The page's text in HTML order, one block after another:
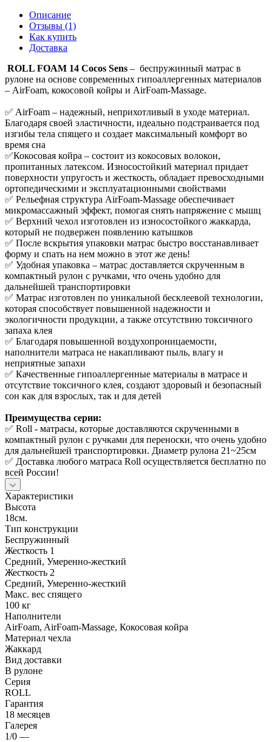
Описание
Отзывы (1)
Как купить
Доставка
ROLL FOAM 14 Cocos Sens – беспружинный матрас в
рулоне на основе современных гипоаллергенных материалов
– AirFoam, кокосовой койры и AirFoam-Massage.
✅ AirFoam – надежный, неприхотливый в уходе материал.
Благодаря своей эластичности, идеально подстраивается под
изгибы тела спящего и создает максимальный комфорт во
время сна
✅Кокосовая койра – состоит из кокосовых волокон,
пропитанных латексом. Износостойкий материал придает
поверхности упругость и жесткость, обладает превосходными
ортопедическими и эксплуатационными свойствами
✅ Рельефная структура AirFoam-Massage обеспечивает
микромассажный эффект, помогая снять напряжение с мышц
✅ Верхний чехол изготовлен из износостойкого жаккарда,
который не подвержен появлению катышков
✅ После вскрытия упаковки матрас быстро восстанавливает
форму и спать на нем можно в этот же день!
✅ Удобная упаковка – матрас доставляется скрученным в
компактный рулон с ручками, что очень удобно для
дальнейшей транспортировки
✅ Матрас изготовлен по уникальной бесклеевой технологии,
которая способствует повышенной надежности и
экологичности продукции, а также отсутствию токсичного
запаха клея
✅ Благодаря повышенной воздухопроницаемости,
наполнители матраса не накапливают пыль, влагу и
неприятные запахи
✅ Качественные гипоаллергенные материалы в матрасе и
отсутствие токсичного клея, создают здоровый и безопасный
сон как для взрослых, так и для детей
Преимущества серии:
✅ Roll - матрасы, которые доставляются скрученными в
компактный рулон с ручками для переноски, что очень удобно
для дальнейшей транспортировки. Диаметр рулона 21~25см
✅ Доставка любого матраса Roll осуществляется бесплатно по
всей России!
Характеристики
Высота
18см.
Тип конструкции
Беспружинный
Жесткость 1
Средний, Умеренно-жесткий
Жесткость 2
Средний, Умеренно-жесткий
Макс. вес спящего
100 кг
Наполнители
AirFoam, AirFoam-Massage, Кокосовая койра
Материал чехла
Жаккард
Вид доставки
В рулоне
Серия
ROLL
Гарантия
18 месяцев
Галерея
1/0 —